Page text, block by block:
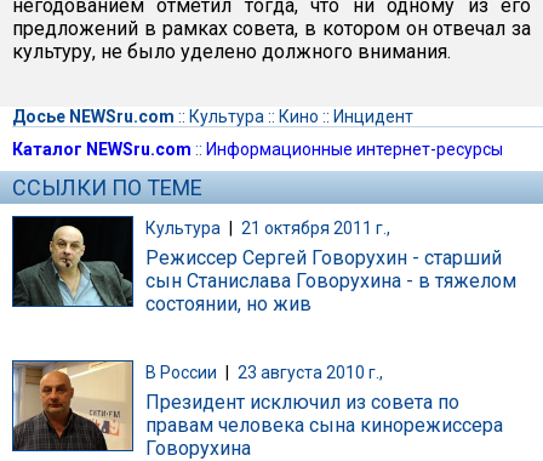
негодованием отметил тогда, что ни одному из его
предложений в рамках совета, в котором он отвечал за
культуру, не было уделено должного внимания.
Досье NEWSru.com :: Культура :: Кино :: Инцидент
Каталог NEWSru.com :: Информационные интернет-ресурсы
ССЫЛКИ ПО ТЕМЕ
Культура | 21 октября 2011 г.,
Режиссер Сергей Говорухин - старший
сын Станислава Говорухина - в тяжелом
состоянии, но жив
В России 23 августа 2010 г.,
Президент исключил из совета по
правам человека сына кинорежиссера
Говорухина